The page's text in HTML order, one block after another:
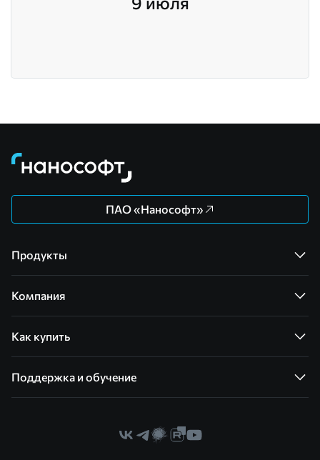
ПАО «Нанософт»
Продукты
Компания
Как купить
Поддержка и обучение